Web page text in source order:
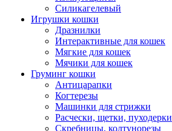
Силикагелевый
Игрушки кошки
Дразнилки
Интерактивные для кошек
Мягкие для кошек
Мячики для кошек
Груминг кошки
Антицарапки
Когтерезы
Машинки для стрижки
Расчески, щетки, пуходерки
Скребницы, колтунорезы